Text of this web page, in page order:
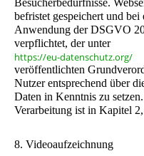
befristet gespeichert und
Anwendung der DSGVO
verpflichtet, der unter
https://eu-datenschutz.org/
veröffentlichten
Nutzer entsprechend über
Daten in Kenntnis zu
Verarbeitung ist in Kapitel
8. Videoaufzeichnung